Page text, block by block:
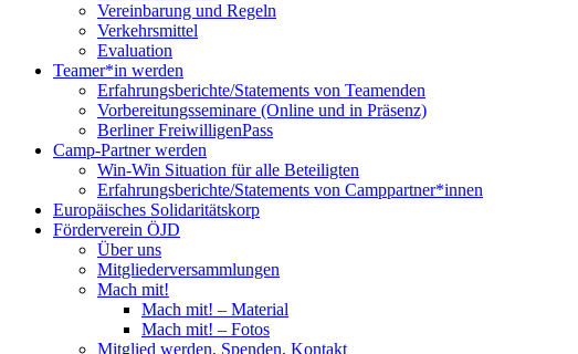
Vereinbarung und Regeln
Verkehrsmittel
Evaluation
Teamer*in werden
Erfahrungsberichte/Statements von Teamenden
Vorbereitungsseminare (Online und in Präsenz)
Berliner FreiwilligenPass
Camp-Partner werden
Win-Win Situation für alle Beteiligten
Erfahrungsberichte/Statements von Camppartner*innen
Europäisches Solidaritätskorp
Förderverein ÖJD
Über uns
Mitgliederversammlungen
Mach mit!
Mach mit! – Material
Mach mit! – Fotos
Mitglied werden, Spenden, Kontakt